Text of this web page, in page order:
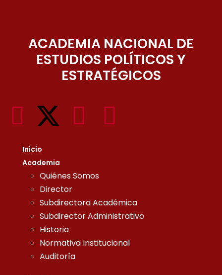
ACADEMIA NACIONAL DE
ESTUDIOS POLÍTICOS Y
ESTRATÉGICOS
Inicio
Academia
Quiénes Somos
Director
Subdirectora Académica
Subdirector Administrativo
Historia
Normativa Institucional
Auditoría